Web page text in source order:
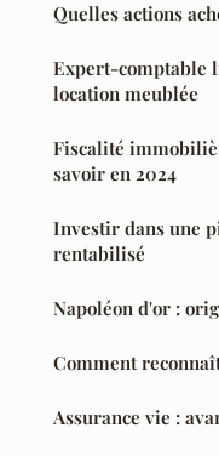
Quelles actions
Expert-comptable
location meublée
Fiscalité
savoir en 2024
Investir dans une
rentabilisé
Napoléon d'or :
Comment
Assurance vie :